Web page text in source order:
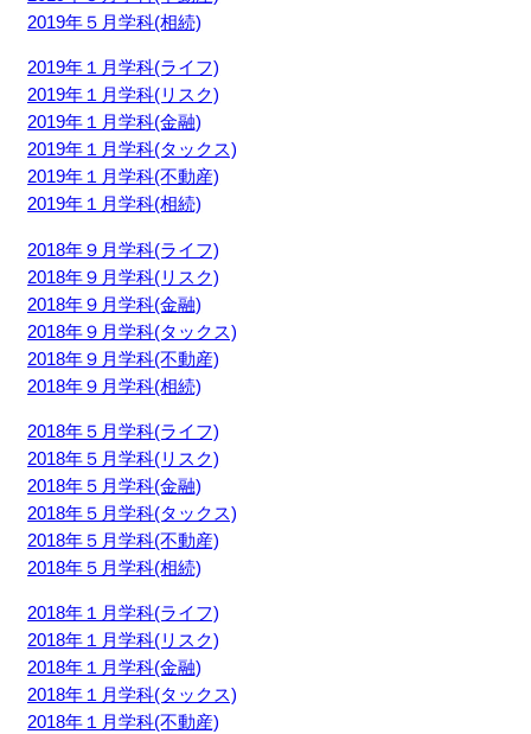
2019年５月学科(相続)
2019年１月学科(ライフ)
2019年１月学科(リスク)
2019年１月学科(金融)
2019年１月学科(タックス)
2019年１月学科(不動産)
2019年１月学科(相続)
2018年９月学科(ライフ)
2018年９月学科(リスク)
2018年９月学科(金融)
2018年９月学科(タックス)
2018年９月学科(不動産)
2018年９月学科(相続)
2018年５月学科(ライフ)
2018年５月学科(リスク)
2018年５月学科(金融)
2018年５月学科(タックス)
2018年５月学科(不動産)
2018年５月学科(相続)
2018年１月学科(ライフ)
2018年１月学科(リスク)
2018年１月学科(金融)
2018年１月学科(タックス)
2018年１月学科(不動産)